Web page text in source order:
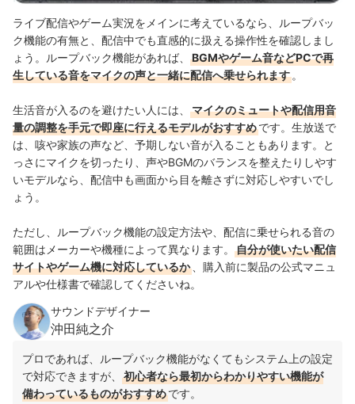
ライブ配信やゲーム実況をメインに考えているなら、ループバッ
ク機能の有無と、配信中でも直感的に扱える操作性を確認しまし
ょう。ループバック機能があれば、
BGMやゲーム音などPCで再
生している音をマイクの声と一緒に配信へ乗せられます 。
生活音が入るのを避けたい人には、
マイクのミュートや配信用音
量の調整を手元で即座に行えるモデルがおすすめです。生放送で
は、咳や家族の声など、予期しない音が入ることもあります。と
っさにマイクを切ったり、声やBGMのバランスを整えたりしやす
いモデルなら、配信中も画面から目を離さずに対応しやすいでし
ょう。
ただし、ループバック機能の設定方法や、配信に乗せられる音の
範囲はメーカーや機種によって異なります。
自分が使いたい配信
サイトやゲーム機に対応しているか
、購入前に製品の公式マニュ
アルや仕様書で確認してくださいね。
サウンドデザイナー
沖田純之介
プロであれば、ループバック機能がなくてもシステム上の設定
で対応できますが、
初心者なら最初からわかりやすい機能が
備わっているものがおすすめです。